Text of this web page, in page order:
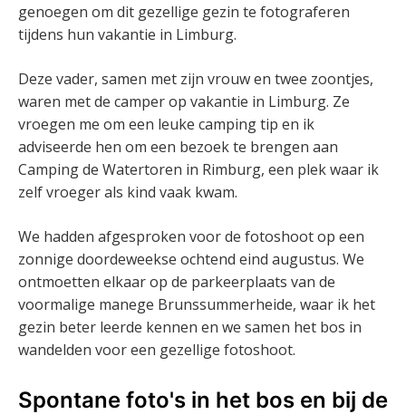
genoegen om dit gezellige gezin te fotograferen
tijdens hun vakantie in Limburg.
Deze vader, samen met zijn vrouw en twee zoontjes,
waren met de camper op vakantie in Limburg. Ze
vroegen me om een leuke camping tip en ik
adviseerde hen om een bezoek te brengen aan
Camping de Watertoren in Rimburg, een plek waar ik
zelf vroeger als kind vaak kwam.
We hadden afgesproken voor de fotoshoot op een
zonnige doordeweekse ochtend eind augustus. We
ontmoetten elkaar op de parkeerplaats van de
voormalige manege Brunssummerheide, waar ik het
gezin beter leerde kennen en we samen het bos in
wandelden voor een gezellige fotoshoot.
Spontane foto's in het bos en bij de